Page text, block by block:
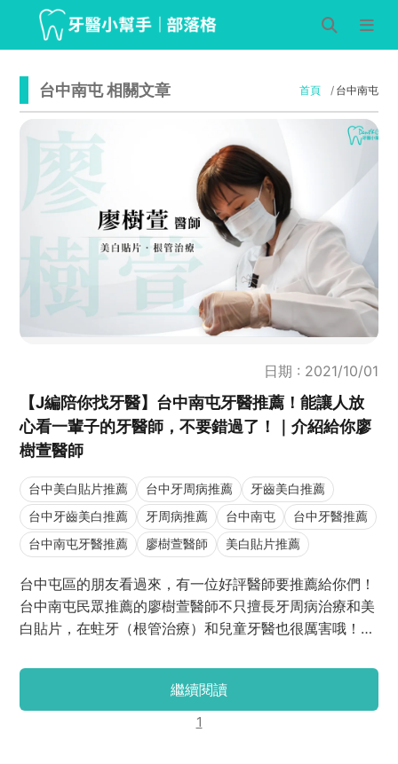
台中南屯 相關文章 首頁 台中南屯
日期 : 2021/10/01
【J編陪你找牙醫】台中南屯牙醫推薦！能讓人放
心看一輩子的牙醫師，不要錯過了！｜介紹給你廖
樹萱醫師
台中美白貼片推薦 台中牙周病推薦
牙齒美白推薦
台中牙齒美白推薦
牙周病推薦 台中南屯
台中牙醫推薦
台中南屯牙醫推薦
廖樹萱醫師 美白貼片推薦
台中屯區的朋友看過來，有一位好評醫師要推薦給你們！
台中南屯民眾推薦的廖樹萱醫師不只擅長牙周病治療和美
白貼片，在蛀牙（根管治療）和兒童牙醫也很厲害哦！有
了，也會特地跟著轉到別家診所，只為了給廖醫師看牙
（相信廖醫師也超感動！）現在就跟著J編我來一起認識
一下廖醫師的專業吧！
繼續閱讀
1